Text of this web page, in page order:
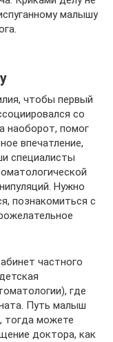
малышу
чтобы первый
со
наоборот, помог
впечатление,
специалисты
Нужно
познакомиться с
частного
где
Путь малыш
тогда можете
доктора, как